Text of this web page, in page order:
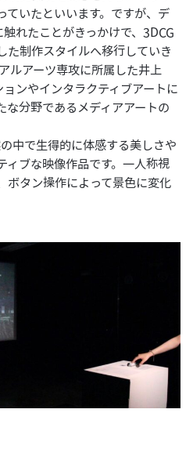
ていたといいます。ですが、デ
れたことがきっかけで、3DCG
た制作スタイルへ移行していき
ルアーツ専攻に所属した井上
ンやインタラクティブアートに
な分野であるメディアアートの
中で生得的に体感する美しさや
ィブな映像作品です。一人称視
ボタン操作によって景色に変化